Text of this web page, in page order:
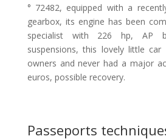
° 72482, equipped with a
gearbox, its engine has been
specialist with 226 hp, AP
suspensions, this lovely little
owners and never had a major
euros, possible recovery.
Passeports